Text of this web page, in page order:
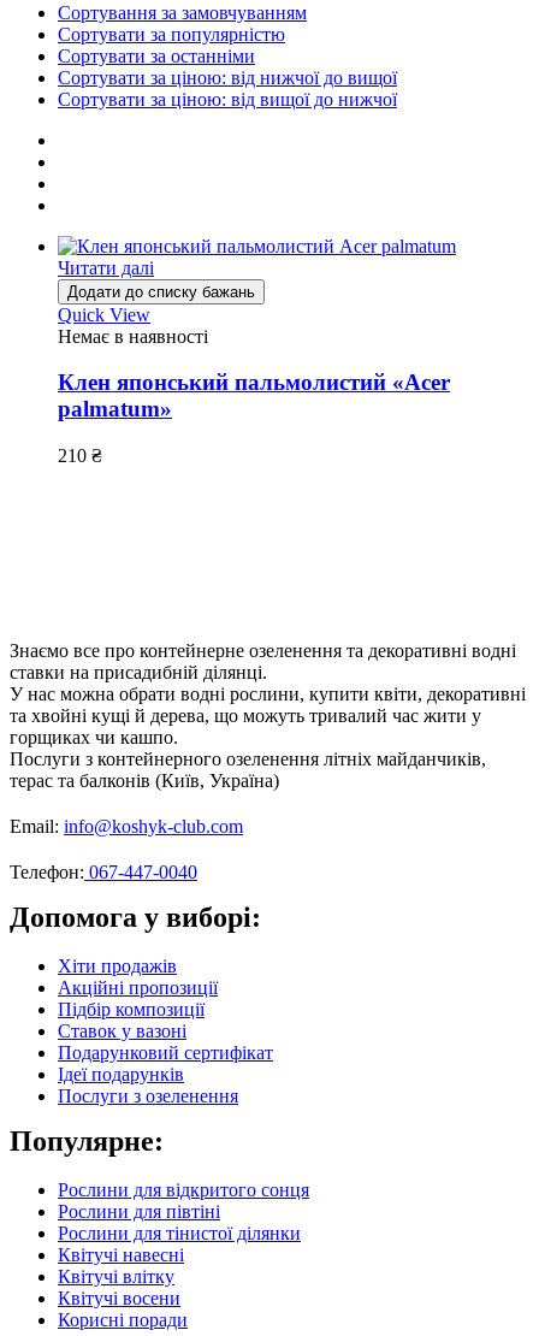
Сортування за замовчуванням
Сортувати за популярністю
Сортувати за останніми
Сортувати за ціною: від нижчої до вищої
Сортувати за ціною: від вищої до нижчої
Читати далі
Додати до списку бажань
Quick View
Немає в наявності
Клен японський пальмолистий «Acer
palmatum»
210 ₴
Знаємо все про контейнерне озеленення та декоративні водні
ставки на присадибній ділянці.
У нас можна обрати водні рослини, купити квіти, декоративні
та хвойні кущі й дерева, що можуть тривалий час жити у
горщиках чи кашпо.
Послуги з контейнерного озеленення літніх майданчиків,
терас та балконів (Київ, Україна)
Email: info@koshyk-club.com
Телефон: 067-447-0040
Допомога у виборі:
Хіти продажів
Акційні пропозиції
Підбір композиції
Ставок у вазоні
Подарунковий сертифікат
Ідеї подарунків
Послуги з озеленення
Популярне:
Рослини для відкритого сонця
Рослини для півтіні
Рослини для тінистої ділянки
Квітучі навесні
Квітучі влітку
Квітучі восени
Корисні поради